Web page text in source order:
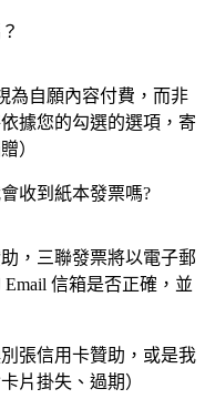
為自願內容付費，而非
據您的勾選的選項，寄
）
收到紙本發票嗎?
，三聯發票將以電子郵
信箱是否正確，並
張信用卡贊助，或是我
片掛失、過期）